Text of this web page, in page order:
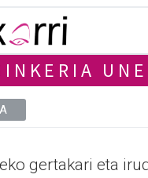
UNE
gertakari eta